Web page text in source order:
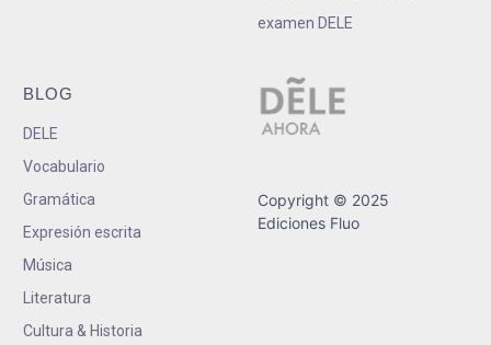
examen DELE
BLOG
DELE
Vocabulario
Gramática
Expresión escrita
Música
Literatura
Cultura & Historia
Copyright © 2025
Ediciones Fluo